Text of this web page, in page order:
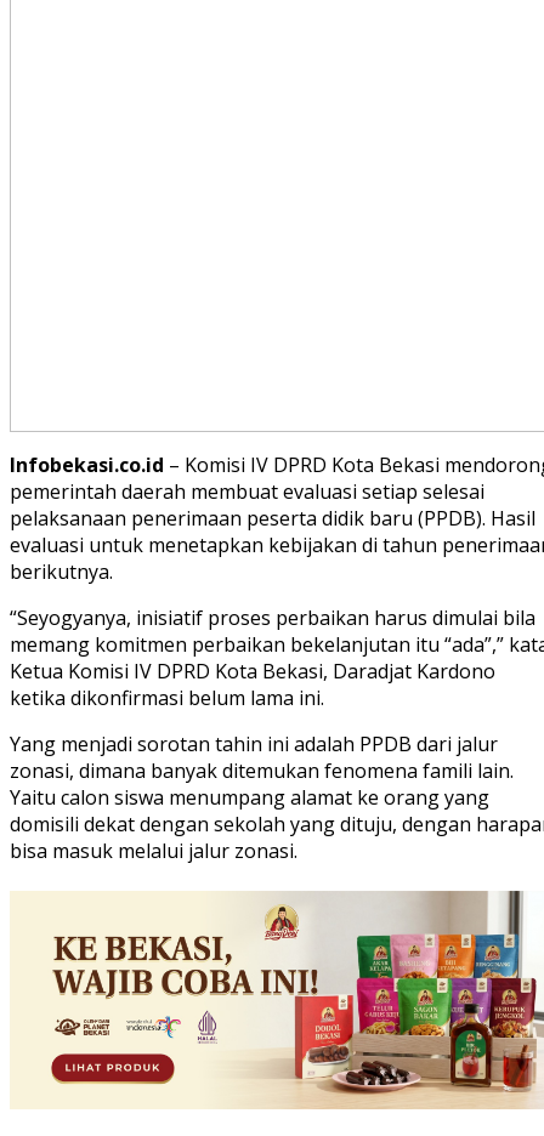
Infobekasi.co.id – Komisi IV DPRD Kota Bekasi
pemerintah daerah membuat evaluasi setiap selesai
pelaksanaan penerimaan peserta didik baru (PPDB). Hasil
evaluasi untuk menetapkan kebijakan di tahun
berikutnya.
“Seyogyanya, inisiatif proses perbaikan harus dimulai bila
memang komitmen perbaikan bekelanjutan itu “ada”,”
Ketua Komisi IV DPRD Kota Bekasi, Daradjat Kardono
ketika dikonfirmasi belum lama ini.
Yang menjadi sorotan tahin ini adalah PPDB dari jalur
zonasi, dimana banyak ditemukan fenomena famili lain.
Yaitu calon siswa menumpang alamat ke orang yang
domisili dekat dengan sekolah yang dituju, dengan
bisa masuk melalui jalur zonasi.